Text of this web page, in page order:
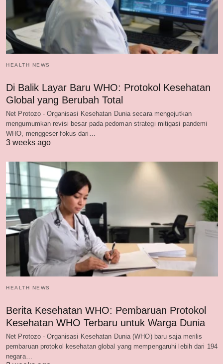
HEALTH NEWS
Di Balik Layar Baru WHO: Protokol Kesehatan
Global yang Berubah Total
Net Protozo - Organisasi Kesehatan Dunia secara mengejutkan
mengumumkan revisi besar pada pedoman strategi mitigasi pandemi
WHO, menggeser fokus dari…
3 weeks ago
HEALTH NEWS
Berita Kesehatan WHO: Pembaruan Protokol
Kesehatan WHO Terbaru untuk Warga Dunia
Net Protozo - Organisasi Kesehatan Dunia (WHO) baru saja merilis
pembaruan protokol kesehatan global yang mempengaruhi lebih dari 194
negara…